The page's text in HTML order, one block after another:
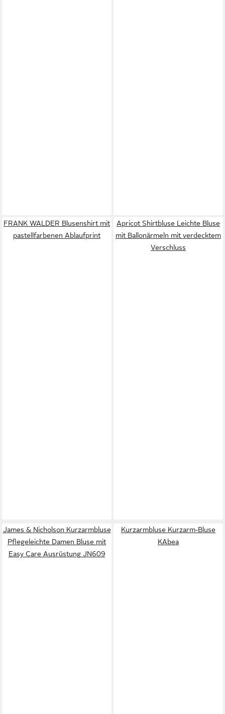
FRANK WALDER Blusenshirt mit
pastellfarbenen Ablaufprint
Apricot Shirtbluse Leichte Bluse
mit Ballonärmeln mit verdecktem
Verschluss
James & Nicholson Kurzarmbluse
Pflegeleichte Damen Bluse mit
Easy Care Ausrüstung JN609
Kurzarmbluse Kurzarm-Bluse
KAbea